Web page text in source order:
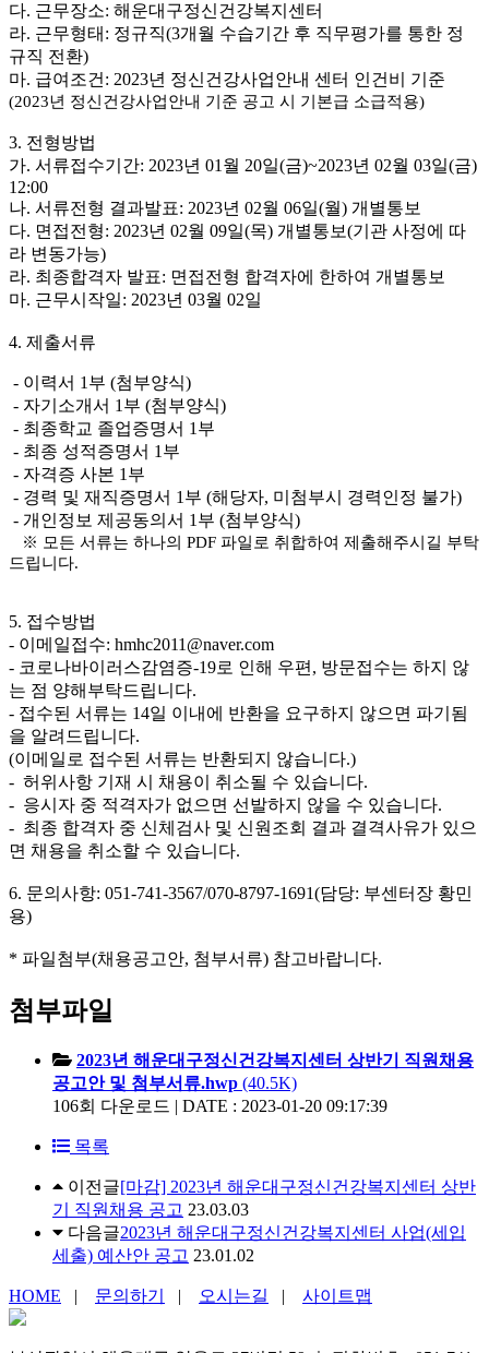
다. 근무장소: 해운대구정신건강복지센터
라. 근무형태: 정규직(3개월 수습기간 후 직무평가를 통한 정
규직 전환)
마. 급여조건: 2023년 정신건강사업안내 센터 인건비 기준
(2023년 정신건강사업안내 기준 공고 시 기본급 소급적용)
3. 전형방법
가. 서류접수기간: 2023년 01월 20일(금)~2023년 02월 03일(금)
12:00
나. 서류전형 결과발표: 2023년 02월 06일(월) 개별통보
다. 면접전형: 2023년 02월 09일(목) 개별통보(기관 사정에 따
라 변동가능)
라. 최종합격자 발표: 면접전형 합격자에 한하여 개별통보
마. 근무시작일: 2023년 03월 02일
4. 제출서류
- 이력서 1부 (첨부양식)
- 자기소개서 1부 (첨부양식)
- 최종학교 졸업증명서 1부
- 최종 성적증명서 1부
- 자격증 사본 1부
- 경력 및 재직증명서 1부 (해당자, 미첨부시 경력인정 불가)
- 개인정보 제공동의서 1부 (첨부양식)
※ 모든 서류는 하나의 PDF 파일로 취합하여 제출해주시길 부탁
드립니다.
5. 접수방법
- 이메일접수: hmhc2011@naver.com
- 코로나바이러스감염증-19로 인해 우편, 방문접수는 하지 않
는 점 양해부탁드립니다.
- 접수된 서류는 14일 이내에 반환을 요구하지 않으면 파기됨
을 알려드립니다.
(이메일로 접수된 서류는 반환되지 않습니다.)
- 허위사항 기재 시 채용이 취소될 수 있습니다.
- 응시자 중 적격자가 없으면 선발하지 않을 수 있습니다.
- 최종 합격자 중 신체검사 및 신원조회 결과 결격사유가 있으
면 채용을 취소할 수 있습니다.
6. 문의사항: 051-741-3567/070-8797-1691(담당: 부센터장 황민
용)
* 파일첨부(채용공고안, 첨부서류) 참고바랍니다.
첨부파일
2023년 해운대구정신건강복지센터 상반기 직원채용
공고안 및 첨부서류.hwp (40.5K)
106회 다운로드 | DATE : 2023-01-20 09:17:39
목록
이전글[마감] 2023년 해운대구정신건강복지센터 상반
기 직원채용 공고 23.03.03
다음글2023년 해운대구정신건강복지센터 사업(세입
세출) 예산안 공고 23.01.02
HOME | 문의하기 | 오시는길 | 사이트맵